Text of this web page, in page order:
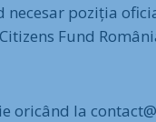
poziția
Fund
oricând la